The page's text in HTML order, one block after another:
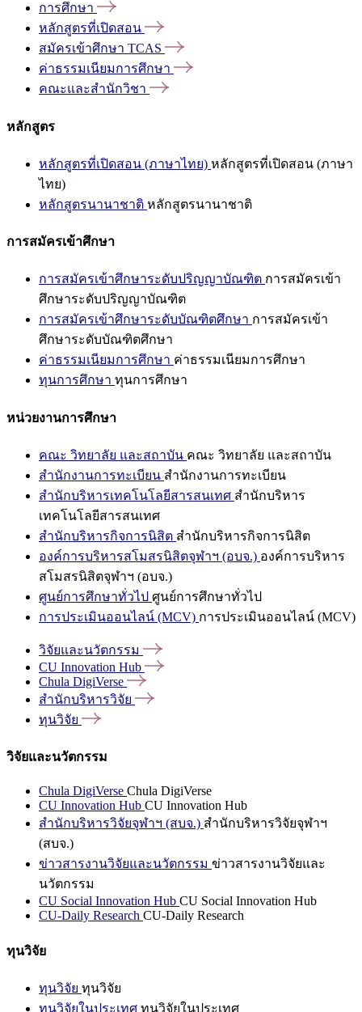
การศึกษา
หลักสูตรที่เปิดสอน
สมัครเข้าศึกษา TCAS
ค่าธรรมเนียมการศึกษา
คณะและสำนักวิชา
หลักสูตร
หลักสูตรที่เปิดสอน (ภาษาไทย) หลักสูตรที่เปิดสอน (ภาษา
ไทย)
หลักสูตรนานาชาติ หลักสูตรนานาชาติ
การสมัครเข้าศึกษา
การสมัครเข้าศึกษาระดับปริญญาบัณฑิต การสมัครเข้า
ศึกษาระดับปริญญาบัณฑิต
การสมัครเข้าศึกษาระดับบัณฑิตศึกษา การสมัครเข้า
ศึกษาระดับบัณฑิตศึกษา
ค่าธรรมเนียมการศึกษา ค่าธรรมเนียมการศึกษา
ทุนการศึกษา ทุนการศึกษา
หน่วยงานการศึกษา
คณะ วิทยาลัย และสถาบัน คณะ วิทยาลัย และสถาบัน
สำนักงานการทะเบียน สำนักงานการทะเบียน
สำนักบริหารเทคโนโลยีสารสนเทศ สำนักบริหาร
เทคโนโลยีสารสนเทศ
สำนักบริหารกิจการนิสิต สำนักบริหารกิจการนิสิต
องค์การบริหารสโมสรนิสิตจุฬาฯ (อบจ.) องค์การบริหาร
สโมสรนิสิตจุฬาฯ (อบจ.)
ศูนย์การศึกษาทั่วไป ศูนย์การศึกษาทั่วไป
การประเมินออนไลน์ (MCV) การประเมินออนไลน์ (MCV)
วิจัยและนวัตกรรม
CU Innovation Hub
Chula DigiVerse
สำนักบริหารวิจัย
ทุนวิจัย
วิจัยและนวัตกรรม
Chula DigiVerse Chula DigiVerse
CU Innovation Hub CU Innovation Hub
สำนักบริหารวิจัยจุฬาฯ (สบจ.) สำนักบริหารวิจัยจุฬาฯ
(สบจ.)
ข่าวสารงานวิจัยและนวัตกรรม ข่าวสารงานวิจัยและ
นวัตกรรม
CU Social Innovation Hub CU Social Innovation Hub
CU-Daily Research CU-Daily Research
ทุนวิจัย
ทุนวิจัย ทุนวิจัย
ทุนวิจัยในประเทศ ทุนวิจัยในประเทศ